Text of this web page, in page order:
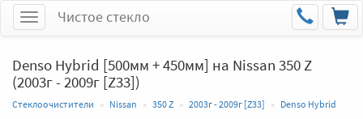
МенюЧистое стекло
Denso Hybrid [500мм + 450мм] на Nissan 350 Z
(2003г - 2009г [Z33])
Стеклоочистители Nissan 350 Z 2003г - 2009г [Z33] Denso Hybrid